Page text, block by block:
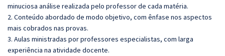
minuciosa análise realizada pelo professor de cada matéria.
2. Conteúdo abordado de modo objetivo, com ênfase nos aspectos
mais cobrados nas provas.
3. Aulas ministradas por professores especialistas, com larga
experiência na atividade docente.